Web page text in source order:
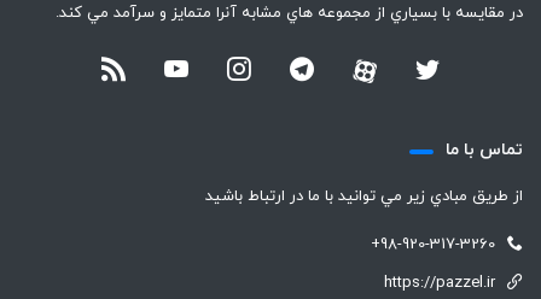
در مقايسه با بسياري از مجموعه هاي مشابه آنرا متمايز و سرآمد مي كند.
تماس با ما
از طريق مبادي زير مي توانيد با ما در ارتباط باشيد
+98-920-317-3260
https://pazzel.ir